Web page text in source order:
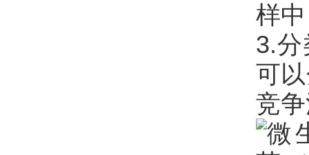
样
3.
可
竞